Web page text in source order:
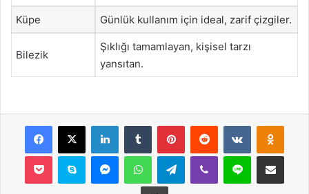
Küpe Günlük kullanım için ideal, zarif çizgiler.
Bilezik
Şıklığı tamamlayan, kişisel tarzı
yansıtan.
Facebook
X LinkedInTumblr PinterestReddit VKontakte
Pocket Skype MessengerWhatsAppTelegramViber Line E-Posta ile
Yazdır